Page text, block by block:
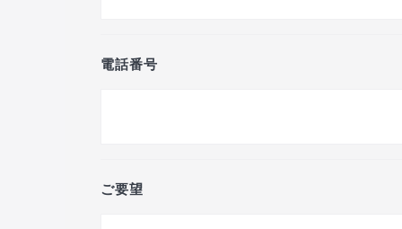
電話番号
ご要望